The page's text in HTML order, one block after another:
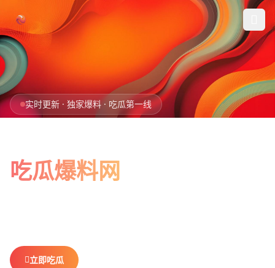
首页
今日爆料
实时更新 · 独家爆料 · 吃瓜第一线
吃瓜爆料网
立即吃瓜